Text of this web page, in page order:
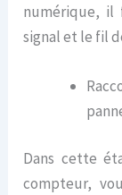
numérique, il
signal et le fil
Dans cette
compteur,